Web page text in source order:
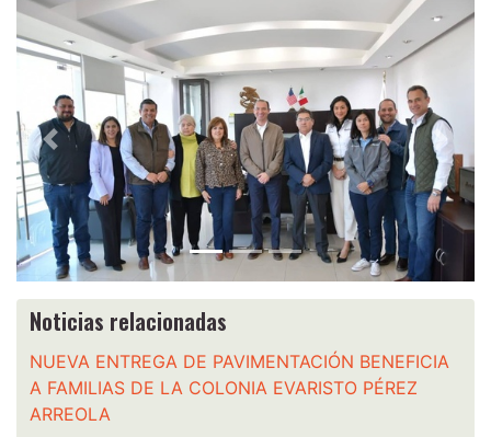
Anterior
Noticias relacionadas
NUEVA ENTREGA DE PAVIMENTACIÓN BENEFICIA
A FAMILIAS DE LA COLONIA EVARISTO PÉREZ
ARREOLA